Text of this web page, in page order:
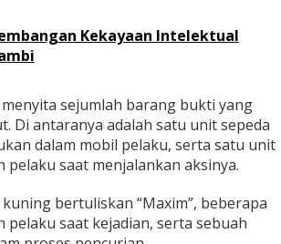
Kekayaan Intelektual
sejumlah barang bukti yang
Di antaranya adalah satu unit sepeda
dalam mobil pelaku, serta satu unit
saat menjalankan aksinya.
bertuliskan “Maxim”, beberapa
saat kejadian, serta sebuah